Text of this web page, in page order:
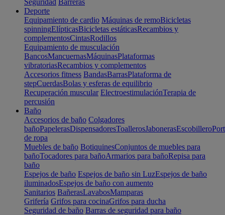
Seguridad Barreras
Deporte
Equipamiento de cardio Máquinas de remoBicicletas
spinningElípticasBicicletas estáticasRecambios y
complementosCintasRodillos
Equipamiento de musculación
BancosMancuernasMáquinasPlataformas
vibratoriasRecambios y complementos
Accesorios fitness BandasBarrasPlataforma de
stepCuerdasBolas y esferas de equilibrio
Recuperación muscular ElectroestimulaciónTerapia de
percusión
Baño
Accesorios de baño Colgadores
bañoPapelerasDispensadoresToallerosJabonerasEscobillero
de ropa
Muebles de baño BotiquinesConjuntos de muebles para
bañoTocadores para bañoArmarios para bañoRepisa para
baño
Espejos de baño Espejos de baño sin LuzEspejos de baño
iluminadosEspejos de baño con aumento
Sanitarios BañerasLavabosMamparas
Grifería Grifos para cocinaGrifos para ducha
Seguridad de baño Barras de seguridad para baño